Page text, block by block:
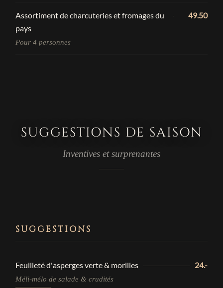
Assortiment de charcuteries et fromages du
pays
49.50
Pour 4 personnes
SUGGESTIONS DE SAISON
Inventives et surprenantes
SUGGESTIONS
Feuilleté d'asperges verte & morilles 24.-
Méli-mélo de salade & crudités